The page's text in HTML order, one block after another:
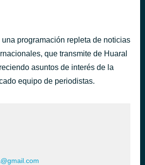
programación repleta de noticias
que transmite de Huaral
asuntos de interés de la
equipo de periodistas.